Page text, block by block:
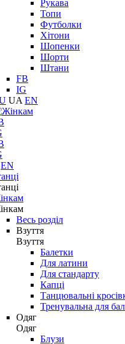
Рукава
Топи
Футболки
Хітони
Шопенки
Шорти
Штани
FB
IG
UA EN
EN
Весь розділ
Взуття
Взуття
Балетки
Для латини
Для стандарту
Капці
Танцювальні
Тренувальна для
Одяг
Одяг
Блузи